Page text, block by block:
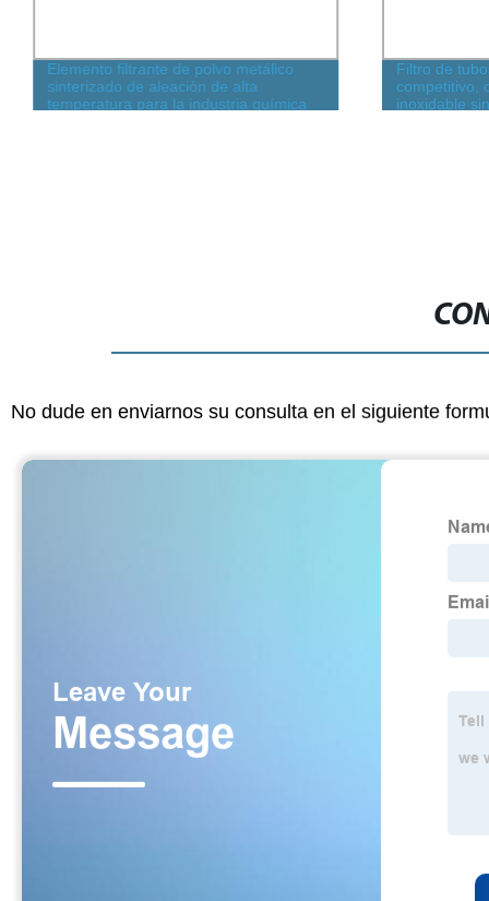
Elemento filtrante de polvo metálico
sinterizado de aleación de alta
temperatura para la industria química
Filtro de
competitivo,
inoxidable
No dude en enviarnos su consulta en el siguiente